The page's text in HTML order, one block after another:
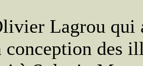
Lagrou qui
conception des